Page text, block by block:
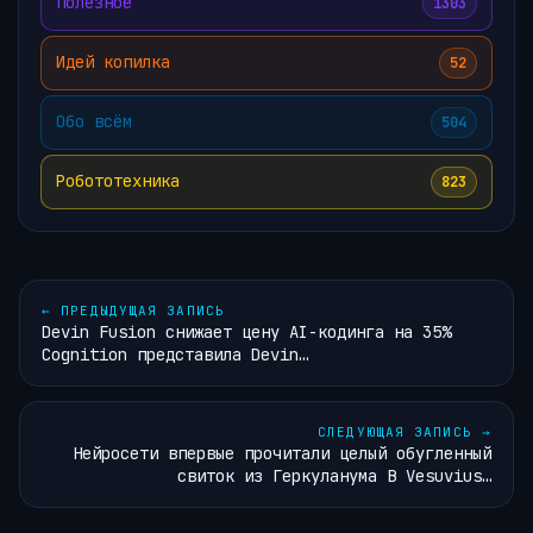
Идей копилка 52
Обо всём 504
Робототехника 823
← ПРЕДЫДУЩАЯ ЗАПИСЬ
Devin Fusion снижает цену AI-кодинга на 35%
Cognition представила Devin…
СЛЕДУЮЩАЯ ЗАПИСЬ →
Нейросети впервые прочитали целый обугленный
свиток из Геркуланума В Vesuvius…